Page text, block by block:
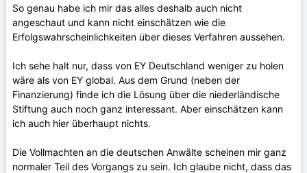
So genau habe ich mir das alles deshalb auch nicht
angeschaut und kann nicht einschätzen wie die
Erfolgswahrscheinlichkeiten über dieses Verfahren aussehen.
Ich sehe halt nur, dass von EY Deutschland weniger zu holen
wäre als von EY global. Aus dem Grund (neben der
Finanzierung) finde ich die Lösung über die niederländische
Stiftung auch noch ganz interessant. Aber einschätzen kann
ich auch hier überhaupt nichts.
Die Vollmachten an die deutschen Anwälte scheinen mir ganz
normaler Teil des Vorgangs zu sein. Ich glaube nicht, dass das